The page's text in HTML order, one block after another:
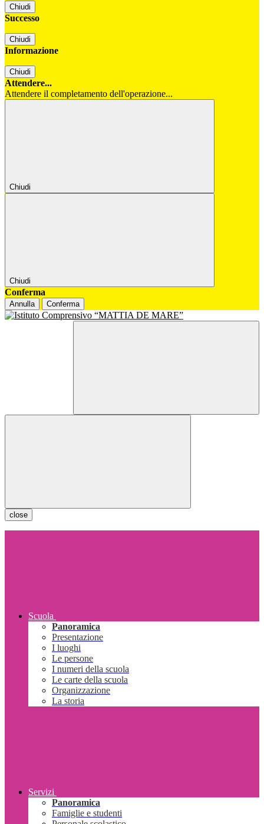
Chiudi
Successo
Chiudi
Informazione
Chiudi
Attendere...
Attendere il completamento dell'operazione...
Chiudi
Chiudi
Conferma
Annulla Conferma
close
Scuola
Panoramica
Presentazione
I luoghi
Le persone
I numeri della scuola
Le carte della scuola
Organizzazione
La storia
Servizi
Panoramica
Famiglie e studenti